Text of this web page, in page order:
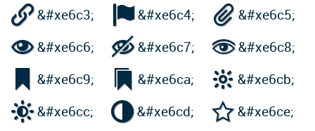
&#xe6c3; &#xe6c4;  &#xe6c5;
&#xe6c6; &#xe6c7; &#xe6c8;
 &#xe6c9;  &#xe6ca;  &#xe6cb;
&#xe6cc; &#xe6cd; &#xe6ce;